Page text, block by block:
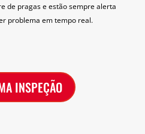
de pragas e estão sempre alerta
problema em tempo real.
INSPEÇÃO